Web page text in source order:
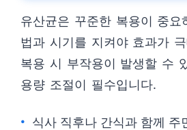
유산균은 꾸준한 복용이 중요
법과 시기를 지켜야 효과가
복용 시 부작용이 발생할 수
용량 조절이 필수입니다.
식사 직후나 간식과 함께 주